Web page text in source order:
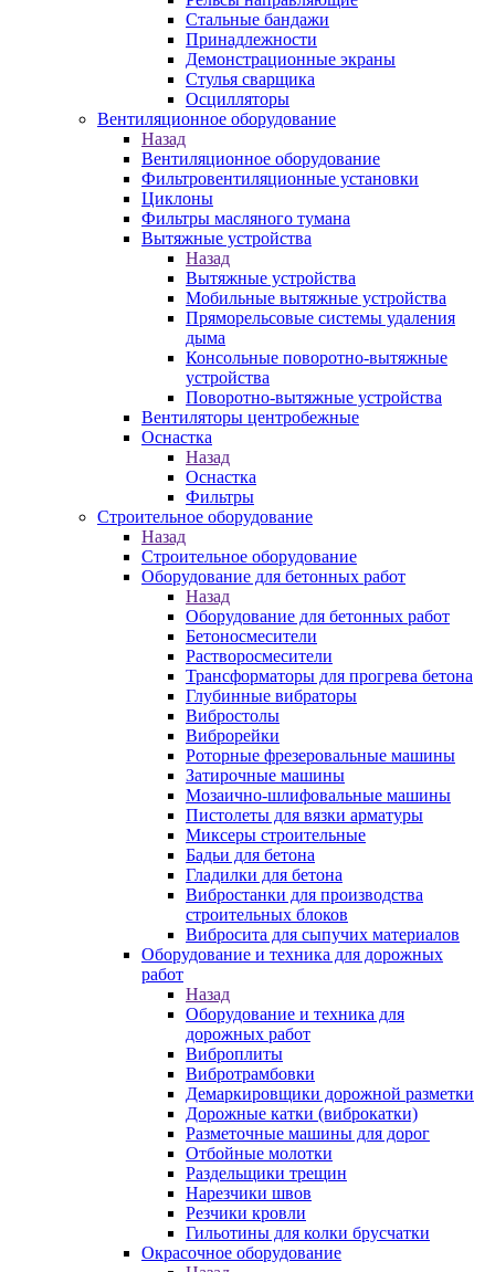
Стальные бандажи
Принадлежности
Демонстрационные экраны
Стулья сварщика
Осцилляторы
Вентиляционное оборудование
Назад
Вентиляционное оборудование
Фильтровентиляционные установки
Циклоны
Фильтры масляного тумана
Вытяжные устройства
Назад
Вытяжные устройства
Мобильные вытяжные устройства
Пряморельсовые системы удаления
дыма
Консольные поворотно-вытяжные
устройства
Поворотно-вытяжные устройства
Вентиляторы центробежные
Оснастка
Назад
Оснастка
Фильтры
Строительное оборудование
Назад
Строительное оборудование
Оборудование для бетонных работ
Назад
Оборудование для бетонных работ
Бетоносмесители
Растворосмесители
Трансформаторы для прогрева бетона
Глубинные вибраторы
Вибростолы
Виброрейки
Роторные фрезеровальные машины
Затирочные машины
Мозаично-шлифовальные машины
Пистолеты для вязки арматуры
Миксеры строительные
Бадьи для бетона
Гладилки для бетона
Вибростанки для производства
строительных блоков
Вибросита для сыпучих материалов
Оборудование и техника для дорожных
работ
Назад
Оборудование и техника для
дорожных работ
Виброплиты
Вибротрамбовки
Демаркировщики дорожной разметки
Дорожные катки (виброкатки)
Разметочные машины для дорог
Отбойные молотки
Раздельщики трещин
Нарезчики швов
Резчики кровли
Гильотины для колки брусчатки
Окрасочное оборудование